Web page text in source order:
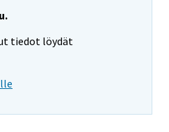
tiedot löydät